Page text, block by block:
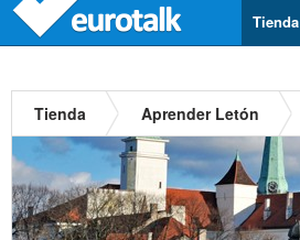
Tienda
Tienda Aprender Letón